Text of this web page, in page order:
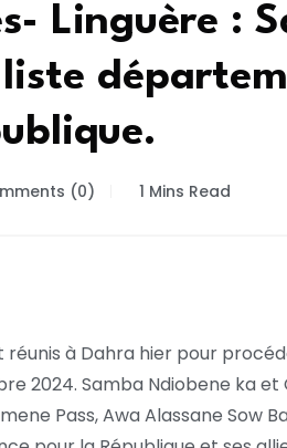
Linguère :
(0) 1 Mins Read
réunis à Dahra hier pour
2024. Samba Ndiobene ka et
Pass, Awa Alassane Sow